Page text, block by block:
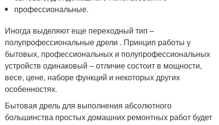
профессиональные.
Иногда выделяют еще переходный тип –
полупрофессиональные дрели . Принцип работы у
бытовых, профессиональных и полупрофессиональных
устройств одинаковый – отличие состоит в мощности,
весе, цене, наборе функций и некоторых других
особенностях.
Бытовая дрель для выполнения абсолютного
большинства простых домашних ремонтных работ будет